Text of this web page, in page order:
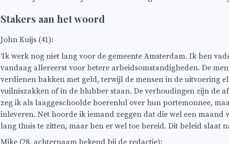
Stakers aan het woord
John Kuijs (41):
‘Ik werk nog niet lang voor de gemeente Amsterdam. Ik ben
vandaag allereerst voor betere arbeidsomstandigheden. De
verdienen bakken met geld, terwijl de mensen in de uitvoering
vuilniszakken of in de blubber staan. De verhoudingen zijn de
zeg ik als laaggeschoolde boerenlul over hun portemonnee,
inleveren. Net hoorde ik iemand zeggen dat die wel een maand
lang thuis te zitten, maar ben er wel toe bereid. Dit beleid slaat